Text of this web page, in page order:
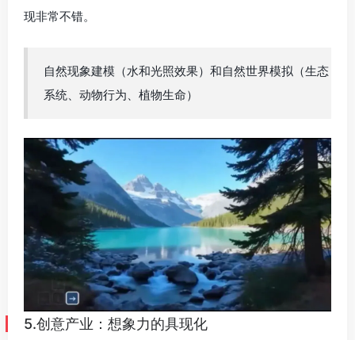
在创意产业中，Genie 3正在模糊现实与想象之间的界限。
谷歌Genie 3引擎在富有想象力的动画世界中也很出色。建
造发光的蘑菇森林、异想天开的树屋村庄或充满活力的彩
虹桥，有奇妙的生物。无论是游戏、电影还是讲故事，
Genie 3世界模型都以完整、可探索的3D将小说带入生
活。